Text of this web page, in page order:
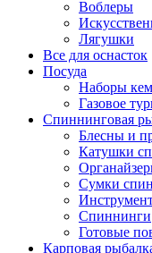
Воблеры
Лягушки
Все для оснасток
Посуда
Наборы
Газовое
Спиннинговая
Блесны и
Катушки
Сумки
Спиннинги
Готовые
Карповая